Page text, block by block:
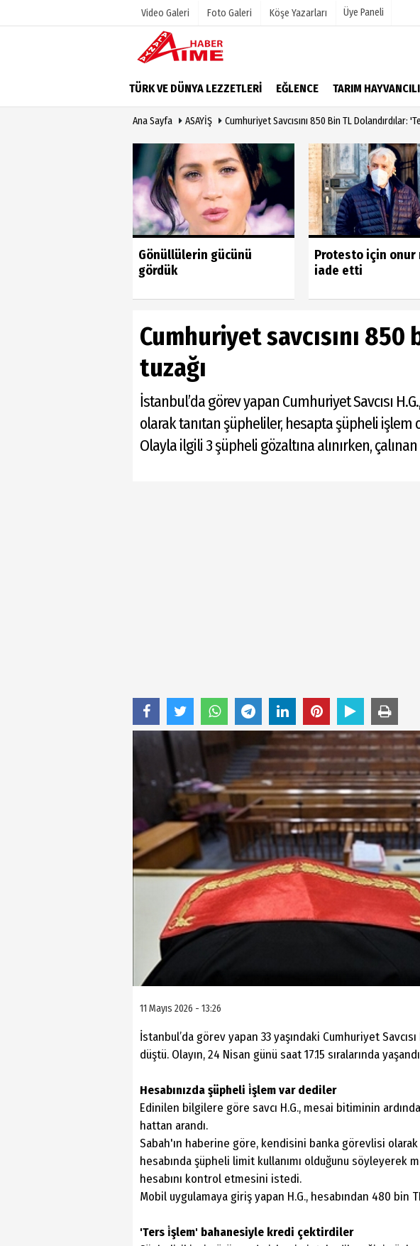
Video Galeri Foto Galeri Köşe Yazarları Üye Paneli
TÜRK VE DÜNYA LEZZETLERİ EĞLENCE TARIM
Haber Arşivi
Hava Durumu
Gazete Manşetleri
Anketler
Biyografiler
Ana Sayfa ASAYİŞ Cumhuriyet Savcısını 850 Bin TL Dolandırdılar:
Gönüllülerin gücünü
gördük
Protesto için onur
iade etti
Cumhuriyet savcısını
tuzağı
İstanbul’da görev yapan Cumhuriyet Savcısı
olarak tanıtan şüpheliler, hesapta şüpheli işlem
Olayla ilgili 3 şüpheli gözaltına alınırken,
11 Mayıs 2026 - 13:26
İstanbul’da görev yapan 33 yaşındaki Cumhuriyet Savcısı
düştü. Olayın, 24 Nisan günü saat 17.15 sıralarında
Hesabınızda şüpheli i̇şlem var dediler
Edinilen bilgilere göre savcı H.G., mesai bitiminin
hattan arandı.
Sabah'ın haberine göre, kendisini banka görevlisi olarak
hesabında şüpheli limit kullanımı olduğunu söyleyerek
hesabını kontrol etmesini istedi.
Mobil uygulamaya giriş yapan H.G., hesabından 480 bin
'Ters i̇şlem' bahanesiyle kredi çektirdiler